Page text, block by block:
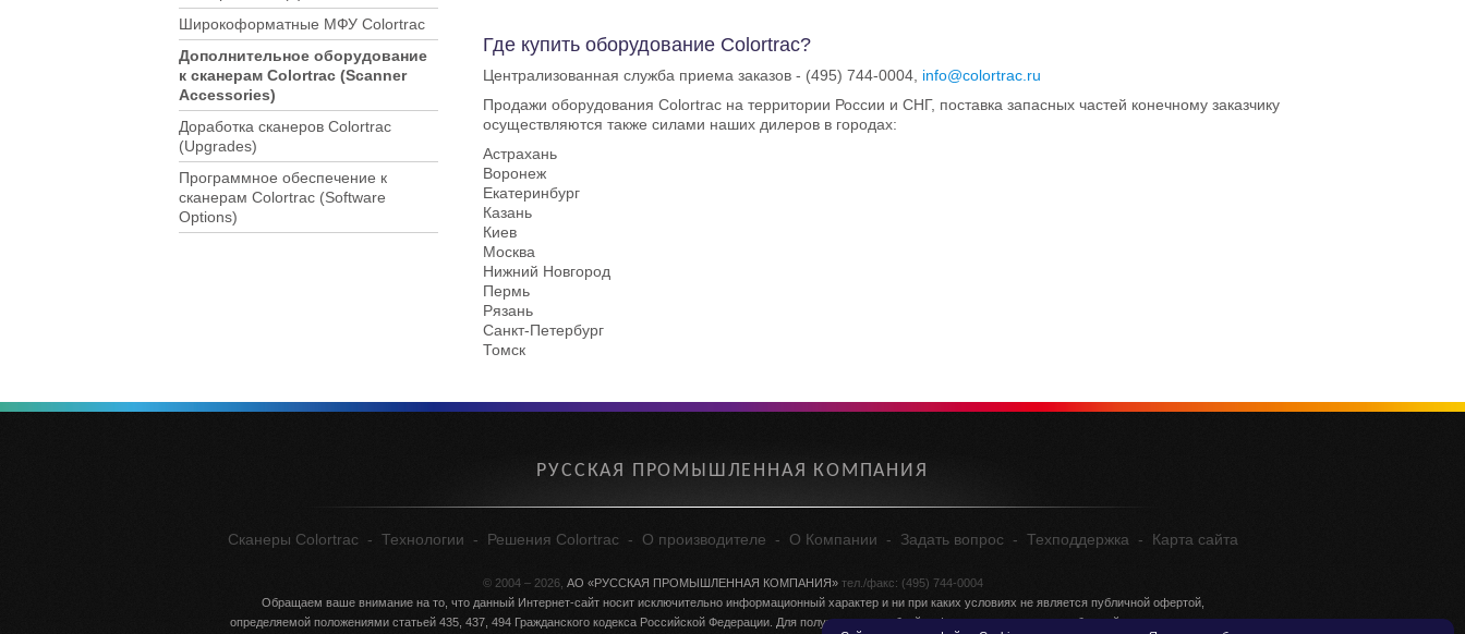
Широкоформатные МФУ Colortrac
Дополнительное оборудование
к сканерам Colortrac (Scanner
Accessories)
Доработка сканеров Colortrac
(Upgrades)
Программное обеспечение к
сканерам Colortrac (Software
Options)
Где купить оборудование Colortrac?
Централизованная служба приема заказов - (495) 744-0004, info@colortrac.ru
Продажи оборудования Colortrac на территории России и СНГ, поставка запасных частей конечному заказчику
осуществляются также силами наших дилеров в городах:
Астрахань
Воронеж
Екатеринбург
Казань
Киев
Москва
Нижний Новгород
Пермь
Рязань
Санкт-Петербург
Томск
РУССКАЯ ПРОМЫШЛЕННАЯ КОМПАНИЯ
Сканеры Colortrac - Технологии - Решения Colortrac - О производителе - О Компании - Задать вопрос - Техподдержка - Карта сайта
© 2004 – 2026, АО «РУССКАЯ ПРОМЫШЛЕННАЯ КОМПАНИЯ»тел./факс: (495) 744-0004
Обращаем ваше внимание на то, что данный Интернет-сайт носит исключительно информационный характер и ни при каких условиях не является публичной офертой,
определяемой положениями статьей 435, 437, 494 Гражданского кодекса Российской Федерации. Для получения подробной информации о стоимости обращайтесь в отдел продаж.